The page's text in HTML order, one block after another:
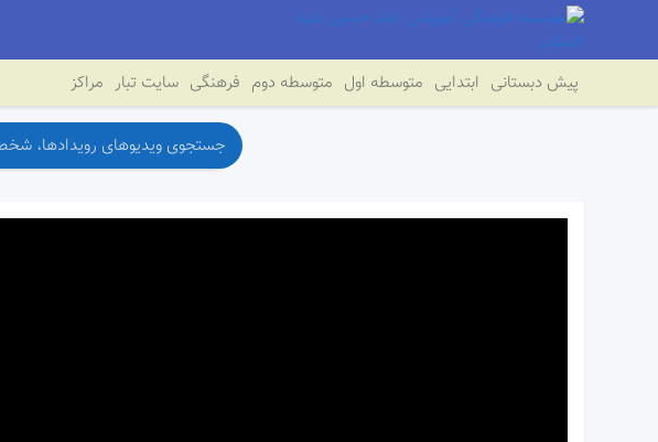
پیش دبستانی ابتدایی متوسطه اول متوسطه دوم فرهنگی سایت تبار مراکز